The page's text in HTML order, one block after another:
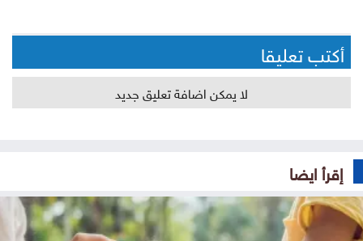
أكتب تعليقا
لا يمكن اضافة تعليق جديد
إقرأ ايضا